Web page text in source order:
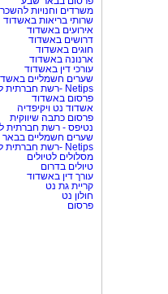
משרדים וחנויות
שרותי בריאות באשדוד
אירועים באשדוד
דרושים באשדוד
חוגים באשדוד
ארנונה באשדוד
עורכי דין באשדוד
שערים חשמליים
Netips -רשת חברתית לחכמת ההמונים
פרסום באשדוד
אשדוד נט ויקיפדיה
פרסום כתבה שיווקית
נטיפס - רשת חברתית
שערים חשמליים
Netips -רשת חברתית לחכמת ההמונים
מסלולים לטיולים
טיולים בדרום
עורך דין באשדוד
קריית גת נט
חולון נט
פרסום